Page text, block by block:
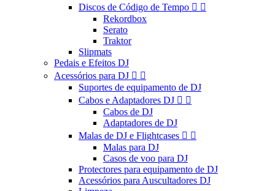
Discos de Código de Tempo  
Rekordbox
Serato
Traktor
Slipmats
Pedais e Efeitos DJ
Acessórios para DJ  
Suportes de equipamento de DJ
Cabos e Adaptadores DJ  
Cabos de DJ
Adaptadores de DJ
Malas de DJ e Flightcases  
Malas para DJ
Casos de voo para DJ
Protectores para equipamento de DJ
Acessórios para Auscultadores DJ